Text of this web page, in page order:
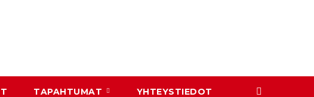
TAPAHTUMAT YHTEYSTIEDOT